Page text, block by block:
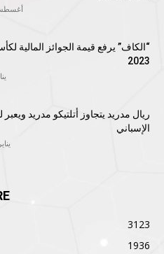
أغسطس 1, 2026
“الكاف” يرفع قيمة الجوائز المالية
2023
يناير
ريال مدريد يتجاوز أتلتيكو مدريد ويعبر
الإسباني
يناير 10, 2024 23:53
3123
1936